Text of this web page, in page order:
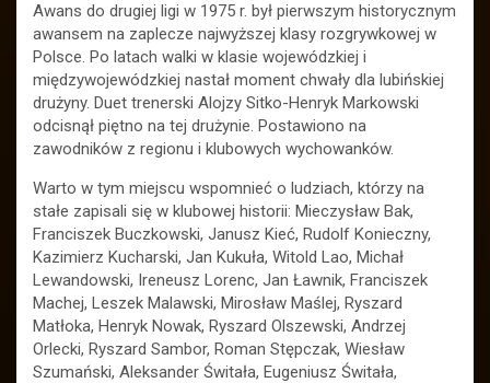
Awans do drugiej ligi w 1975 r. był pierwszym historycznym
awansem na zaplecze najwyższej klasy rozgrywkowej w
Polsce. Po latach walki w klasie wojewódzkiej i
międzywojewódzkiej nastał moment chwały dla lubińskiej
drużyny. Duet trenerski Alojzy Sitko-Henryk Markowski
odcisnął piętno na tej drużynie. Postawiono na
zawodników z regionu i klubowych wychowanków.
Warto w tym miejscu wspomnieć o ludziach, którzy na
stałe zapisali się w klubowej historii: Mieczysław Bak,
Franciszek Buczkowski, Janusz Kieć, Rudolf Konieczny,
Kazimierz Kucharski, Jan Kukuła, Witold Lao, Michał
Lewandowski, Ireneusz Lorenc, Jan Ławnik, Franciszek
Machej, Leszek Malawski, Mirosław Maślej, Ryszard
Matłoka, Henryk Nowak, Ryszard Olszewski, Andrzej
Orlecki, Ryszard Sambor, Roman Stępczak, Wiesław
Szumański, Aleksander Świtała, Eugeniusz Świtała,